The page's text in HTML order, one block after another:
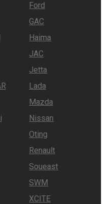
Ford
GAC
Haima
JAC
Jetta
Lada
Mazda
Nissan
Oting
Renault
Soueast
SWM
XCITE